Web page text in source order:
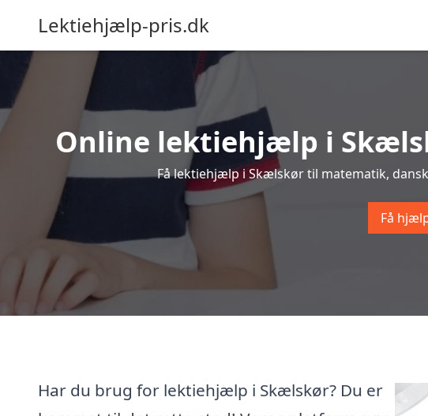
Lektiehjælp-pris.dk
Online lektiehjælp i
Få lektiehjælp i Skælskør til matematik,
Få
Har du brug for lektiehjælp i Skælskør? Du er